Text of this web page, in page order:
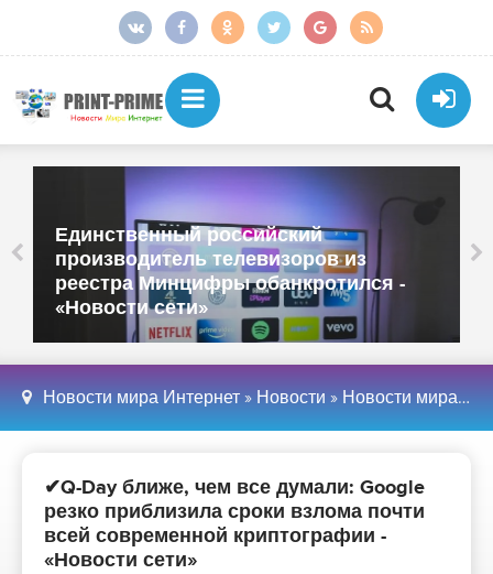
Единственный российский
производитель телевизоров из
реестра Минцифры обанкротился -
«Новости сети»
Новости мира Интернет » Новости » Новости мира Интернет
✔Q-Day ближе, чем все думали: Google
резко приблизила сроки взлома почти
всей современной криптографии -
«Новости сети»